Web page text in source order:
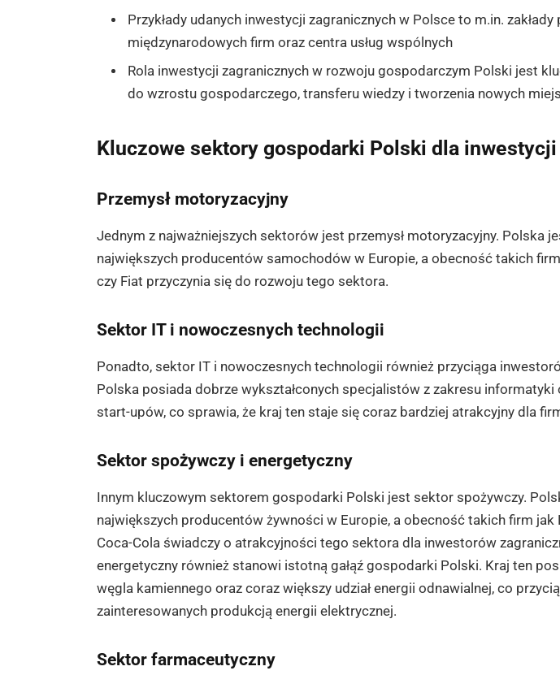
Przykłady udanych inwestycji zagranicznych w Polsce to m.in.
międzynarodowych firm oraz centra usług wspólnych
Rola inwestycji zagranicznych w rozwoju gospodarczym Polski jest
do wzrostu gospodarczego, transferu wiedzy i tworzenia nowych
Kluczowe sektory gospodarki Polski dla
Przemysł motoryzacyjny
Jednym z najważniejszych sektorów jest przemysł motoryzacyjny. Polska
największych producentów samochodów w Europie, a obecność takich
czy Fiat przyczynia się do rozwoju tego sektora.
Sektor IT i nowoczesnych technologii
Ponadto, sektor IT i nowoczesnych technologii również przyciąga
Polska posiada dobrze wykształconych specjalistów z zakresu
start-upów, co sprawia, że kraj ten staje się coraz bardziej atrakcyjny dla
Sektor spożywczy i energetyczny
Innym kluczowym sektorem gospodarki Polski jest sektor spożywczy.
największych producentów żywności w Europie, a obecność takich firm jak
Coca-Cola świadczy o atrakcyjności tego sektora dla inwestorów
energetyczny również stanowi istotną gałąź gospodarki Polski. Kraj ten
węgla kamiennego oraz coraz większy udział energii odnawialnej, co
zainteresowanych produkcją energii elektrycznej.
Sektor farmaceutyczny